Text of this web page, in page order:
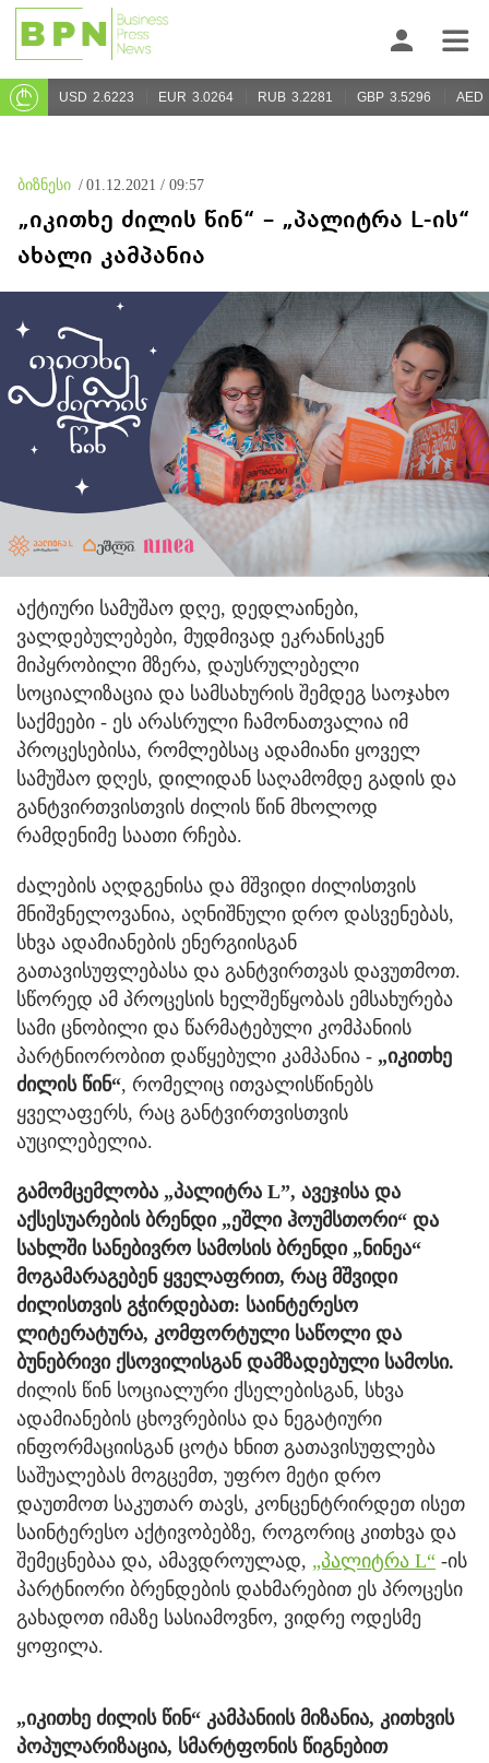
USD 2.6223 EUR 3.0264 RUB 3.2281 GBP 3.5296 AED
ბიზნესი / 01.12.2021 / 09:57
„იკითხე ძილის წინ“ – „პალიტრა L-ის“
ახალი კამპანია
აქტიური სამუშაო დღე, დედლაინები,
ვალდებულებები, მუდმივად ეკრანისკენ
მიპყრობილი მზერა, დაუსრულებელი
სოციალიზაცია და სამსახურის შემდეგ საოჯახო
საქმეები - ეს არასრული ჩამონათვალია იმ
პროცესებისა, რომლებსაც ადამიანი ყოველ
სამუშაო დღეს, დილიდან საღამომდე გადის და
განტვირთვისთვის ძილის წინ მხოლოდ
რამდენიმე საათი რჩება.
ძალების აღდგენისა და მშვიდი ძილისთვის
მნიშვნელოვანია, აღნიშნული დრო დასვენებას,
სხვა ადამიანების ენერგიისგან
გათავისუფლებასა და განტვირთვას დავუთმოთ.
სწორედ ამ პროცესის ხელშეწყობას ემსახურება
სამი ცნობილი და წარმატებული კომპანიის
პარტნიორობით დაწყებული კამპანია - „იკითხე
ძილის წინ“, რომელიც ითვალისწინებს
ყველაფერს, რაც განტვირთვისთვის
აუცილებელია.
გამომცემლობა „პალიტრა L”, ავეჯისა და
აქსესუარების ბრენდი „ეშლი ჰოუმსთორი“ და
სახლში სანებივრო სამოსის ბრენდი „ნინეა“
მოგამარაგებენ ყველაფრით, რაც მშვიდი
ძილისთვის გჭირდებათ: საინტერესო
ლიტერატურა, კომფორტული საწოლი და
ბუნებრივი ქსოვილისგან დამზადებული სამოსი.
ძილის წინ სოციალური ქსელებისგან, სხვა
ადამიანების ცხოვრებისა და ნეგატიური
ინფორმაციისგან ცოტა ხნით გათავისუფლება
საშუალებას მოგცემთ, უფრო მეტი დრო
დაუთმოთ საკუთარ თავს, კონცენტრირდეთ ისეთ
საინტერესო აქტივობებზე, როგორიც კითხვა და
შემეცნებაა და, ამავდროულად, „პალიტრა L“ -ის
პარტნიორი ბრენდების დახმარებით ეს პროცესი
გახადოთ იმაზე სასიამოვნო, ვიდრე ოდესმე
ყოფილა.
„იკითხე ძილის წინ“ კამპანიის მიზანია, კითხვის
პოპულარიზაცია, სმარტფონის წიგნებით